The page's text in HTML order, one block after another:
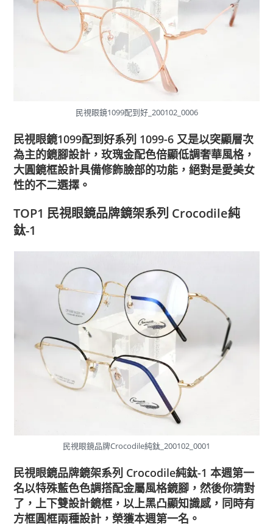
民視眼鏡1099配到好_200102_0006
民視眼鏡1099配到好系列 1099-6 又是以突顯層次
為主的鏡腳設計，玫瑰金配色倍顯低調奢華風格，
大圓鏡框設計具備修飾臉部的功能，絕對是愛美女
性的不二選擇。
TOP1 民視眼鏡品牌鏡架系列 Crocodile純
鈦-1
民視眼鏡品牌Crocodile純鈦_200102_0001
民視眼鏡品牌鏡架系列 Crocodile純鈦-1 本週第一
名以特殊藍色色調搭配金屬風格鏡腳，然後你猜對
了，上下雙設計鏡框，以上黑凸顯知識感，同時有
方框圓框兩種設計，榮獲本週第一名。